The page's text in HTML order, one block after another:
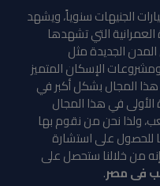
الجنيهات سنوياً، ويشهد
التي تشهدها
الجديدة مثل
الإسكان المتميز
المجال بشكل أكبر في
في هذا المجال
ولذا نحن من نقوم بها
للحصول على استشارة
من خلالنا ستحصل على
فى مصر.